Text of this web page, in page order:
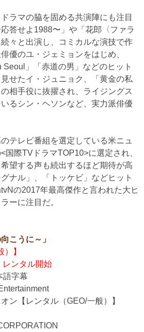
ラマの脇を固める共演陣にも注目
答せよ1988〜」や「花郎〈ファラ
々と出演し、コミカルな演技で作
優のユ・ジェミョンをはじめ、
Seoul」「赤道の男」などのヒット
せたイ・ジュニョク、「黄金の私
相手役に抜擢され、ライジングス
るシン・ヘソンなど、実力派俳優
テレビ番組を選定している米ニュ
国際TVドラマTOP10>に選定され、
望する声も続出するほど期待が高
ナル」、「トッケビ」などヒット
の2017年最高傑作と言われた大ヒ
ーに注目だ。
こうに～」
）】
レンタル開始
語字幕
ン【レンタル（GEO/一般）】